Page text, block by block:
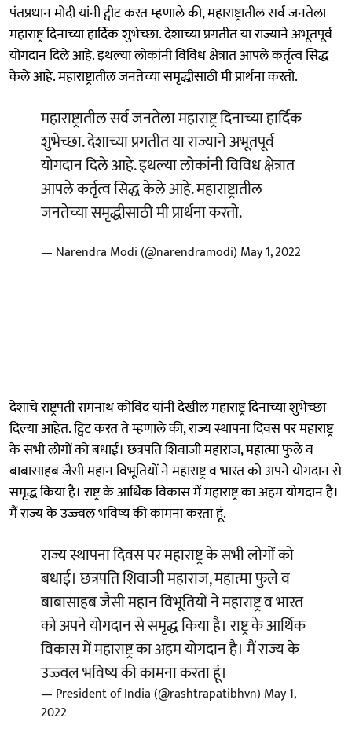
पंतप्रधान मोदी यांनी ट्वीट करत म्हणाले की, महाराष्ट्रातील सर्व जनतेला
महाराष्ट्र दिनाच्या हार्दिक शुभेच्छा. देशाच्या प्रगतीत या राज्याने अभूतपूर्व
योगदान दिले आहे. इथल्या लोकांनी विविध क्षेत्रात आपले कर्तृत्व सिद्ध
केले आहे. महाराष्ट्रातील जनतेच्या समृद्धीसाठी मी प्रार्थना करतो.
महाराष्ट्रातील सर्व जनतेला महाराष्ट्र दिनाच्या हार्दिक
शुभेच्छा. देशाच्या प्रगतीत या राज्याने अभूतपूर्व
योगदान दिले आहे. इथल्या लोकांनी विविध क्षेत्रात
आपले कर्तृत्व सिद्ध केले आहे. महाराष्ट्रातील
जनतेच्या समृद्धीसाठी मी प्रार्थना करतो.
— Narendra Modi (@narendramodi) May 1, 2022
देशाचे राष्ट्रपती रामनाथ कोविंद यांनी देखील महाराष्ट्र दिनाच्या शुभेच्छा
दिल्या आहेत. ट्विट करत ते म्हणाले की, राज्य स्थापना दिवस पर महाराष्ट्र
के सभी लोगों को बधाई। छत्रपति शिवाजी महाराज, महात्मा फुले व
बाबासाहब जैसी महान विभूतियों ने महाराष्ट्र व भारत को अपने योगदान से
समृद्ध किया है। राष्ट्र के आर्थिक विकास में महाराष्ट्र का अहम योगदान है।
मैं राज्य के उज्ज्वल भविष्य की कामना करता हूं.
राज्य स्थापना दिवस पर महाराष्ट्र के सभी लोगों को
बधाई। छत्रपति शिवाजी महाराज, महात्मा फुले व
बाबासाहब जैसी महान विभूतियों ने महाराष्ट्र व भारत
को अपने योगदान से समृद्ध किया है। राष्ट्र के आर्थिक
विकास में महाराष्ट्र का अहम योगदान है। मैं राज्य के
उज्ज्वल भविष्य की कामना करता हूं।
— President of India (@rashtrapatibhvn) May 1,
2022